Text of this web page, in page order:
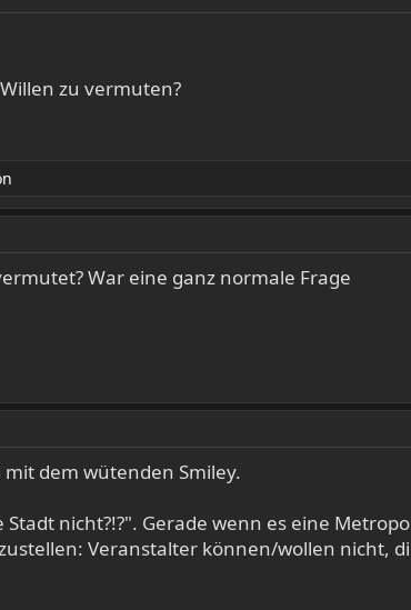
zu vermuten?
War eine ganz normale Frage
dem wütenden Smiley.
nicht?!?". Gerade wenn es eine
Veranstalter können/wollen nicht,